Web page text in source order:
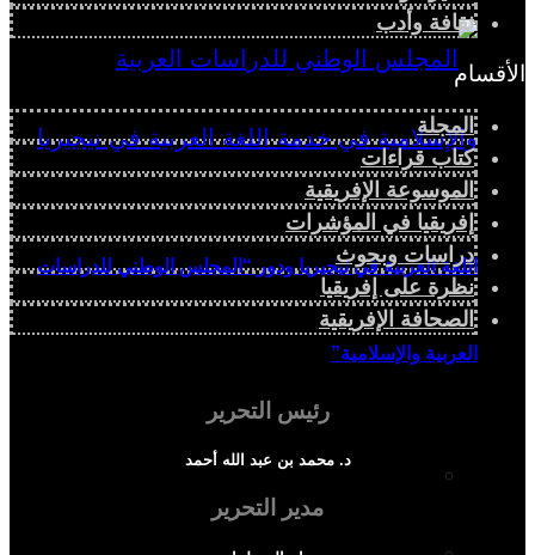
اللغة العربية في نيجيريا ودور “المجلس الوطني للدراسات
العربية والإسلامية”
دراسة سياسية
ثقافة وأدب
الأقسام
المجلة
كتاب قراءات
الموسوعة الإفريقية
إفريقيا في المؤشرات
دراسات وبحوث
نظرة على إفريقيا
الصحافة الإفريقية
رئيس التحرير
د. محمد بن عبد الله أحمد
مدير التحرير